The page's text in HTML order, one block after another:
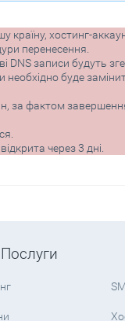
країну, хостинг-
перенесення.
DNS записи будуть
необхідно буде
за фактом
через 3 дні.
Послуги